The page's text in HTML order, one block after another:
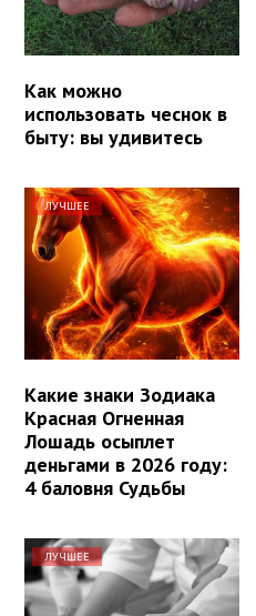
Как можно
использовать чеснок в
быту: вы удивитесь
ЛУЧШЕЕ
Какие знаки Зодиака
Красная Огненная
Лошадь осыплет
деньгами в 2026 году:
4 баловня Судьбы
ЛУЧШЕЕ